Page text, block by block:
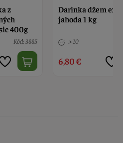
Darinka džem extra
jahoda 1 kg
> 10
6,80 €